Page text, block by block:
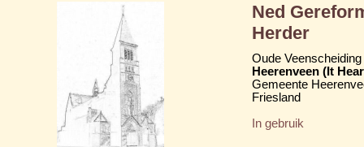
Ned
Herder
Oude Veenscheiding
Heerenveen (It
Gemeente
Friesland
In gebruik